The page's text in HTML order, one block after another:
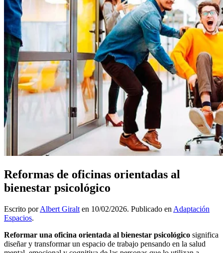
Reformas de oficinas orientadas al
bienestar psicológico
Escrito porAlbert Giralt en 10/02/2026. Publicado en Adaptación
Espacios.
Reformar una oficina orientada al bienestar psicológico significa
diseñar y transformar un espacio de trabajo pensando en la salud